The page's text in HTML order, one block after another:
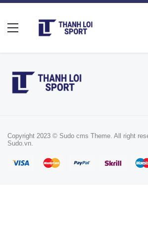
Copyright 2023 © Sudo cms Theme. All right
Sudo.vn.